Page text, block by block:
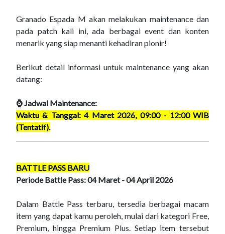
Granado Espada M akan melakukan maintenance dan
pada patch kali ini, ada berbagai event dan konten
menarik yang siap menanti kehadiran pionir!
Berikut detail informasi untuk maintenance yang akan
datang:
⌚ Jadwal Maintenance:
Waktu & Tanggal: 4 Maret 2026, 09:00 - 12:00 WIB
(Tentatif).
BATTLE PASS BARU
Periode Battle Pass: 04 Maret - 04 April 2026
Dalam Battle Pass terbaru, tersedia berbagai macam
item yang dapat kamu peroleh, mulai dari kategori Free,
Premium, hingga Premium Plus. Setiap item tersebut